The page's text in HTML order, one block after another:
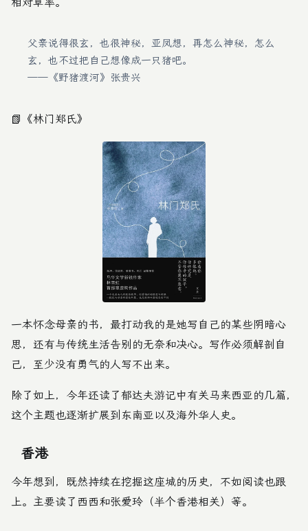
父亲说得很玄，也很神秘，亚凤想，再怎么神秘，怎么
玄，也不过把自己想像成一只猪吧。
——《野猪渡河》张贵兴
📗 《林门郑氏》
一本怀念母亲的书，最打动我的是她写自己的某些阴暗心
思，还有与传统生活告别的无奈和决心。写作必须解剖自
己，至少没有勇气的人写不出来。
除了如上，今年还读了郁达夫游记中有关马来西亚的几篇，
这个主题也逐渐扩展到东南亚以及海外华人史。
香港
今年想到，既然持续在挖掘这座城的历史，不如阅读也跟
上。主要读了西西和张爱玲（半个香港相关）等。